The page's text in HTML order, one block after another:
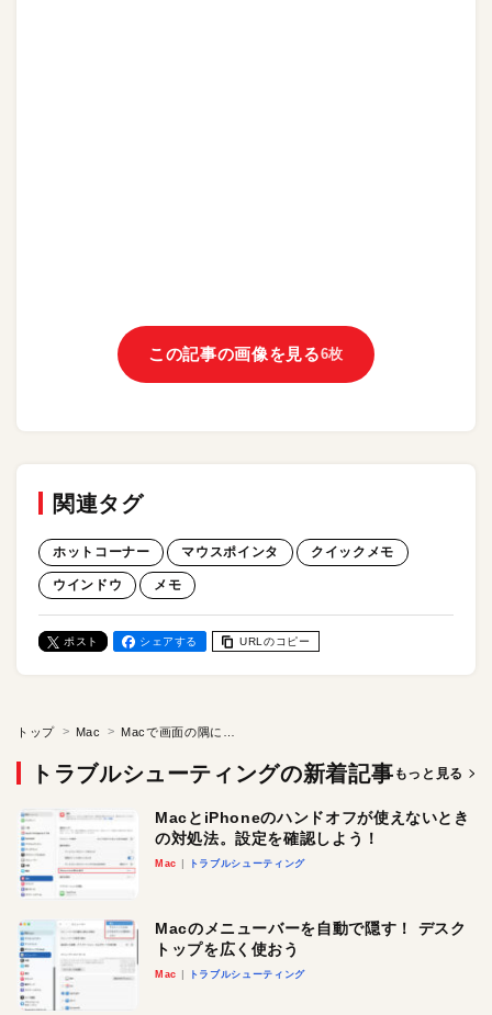
この記事の画像を見る6枚
関連タグ
ホットコーナー マウスポインタ クイックメモ
ウインドウ メモ
ポスト シェアする URLのコピー
トップ Mac
トラブルシューティングの新着記事 もっと見る
MacとiPhoneのハンドオフが使えないとき
の対処法。設定を確認しよう！
Mac トラブルシューティング
Macのメニューバーを自動で隠す！ デスク
トップを広く使おう
Mac トラブルシューティング